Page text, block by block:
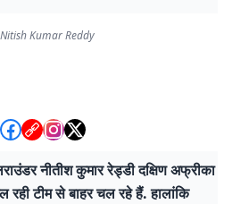
Nitish Kumar Reddy
नीतीश कुमार रेड्डी दक्षिण अफ्रीका
टीम से बाहर चल रहे हैं. हालांकि